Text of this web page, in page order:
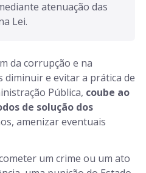
atenuação das
Lei.
da corrupção e na
diminuir e evitar a prática de
Pública, coube ao
de solução dos
amenizar eventuais
um crime ou um ato